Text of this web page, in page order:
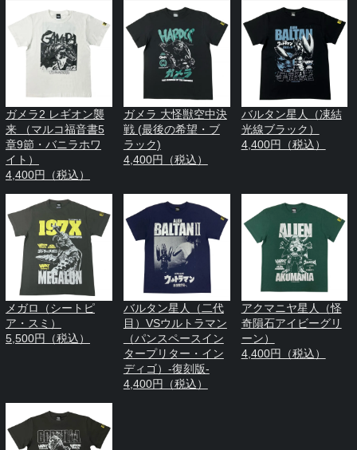
ガメラ2 レギオン襲
来 （マルコ福音書5
章9節・バニラホワ
イト）
4,400円（税込）
ガメラ 大怪獣空中決
戦 (最後の希望・ブ
ラック)
4,400円（税込）
バルタン星人（凍結
光線ブラック）
4,400円（税込）
メガロ（シートピ
ア・スミ）
5,500円（税込）
バルタン星人（二代
目）VSウルトラマン
（パンスペースイン
タープリター・イン
ディゴ）-復刻版-
4,400円（税込）
アクマニヤ星人（怪
奇隕石アイビーグリ
ーン）
4,400円（税込）